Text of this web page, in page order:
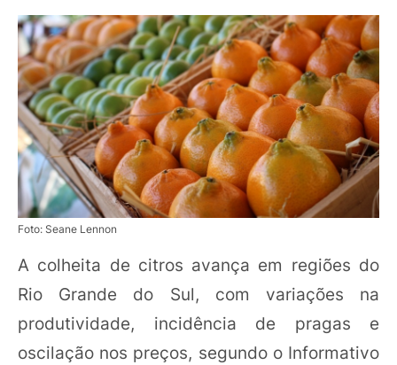
Foto: Seane Lennon
A colheita de citros avança em regiões do
Rio Grande do Sul, com variações na
produtividade, incidência de pragas e
oscilação nos preços, segundo o Informativo